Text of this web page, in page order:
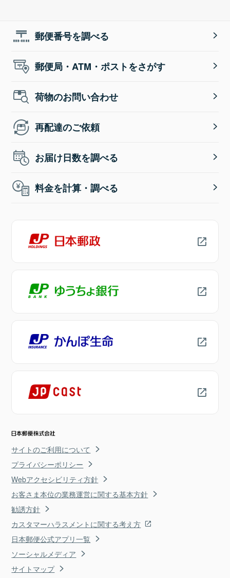
郵便番号を調べる
郵便局・ATM・ポストをさがす
荷物のお問い合わせ
再配達のご依頼
お届け日数を調べる
料金を計算・調べる
サイトのご利用について
プライバシーポリシー
Webアクセシビリティ方針
お客さま本位の業務運営に関する基本方針
勧誘方針
カスタマーハラスメントに関する考え方
日本郵便公式アプリ一覧
ソーシャルメディア
サイトマップ